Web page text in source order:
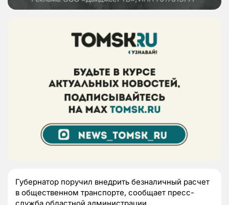
Губернатор поручил внедрить безналичный расчет
в общественном транспорте, сообщает пресс-